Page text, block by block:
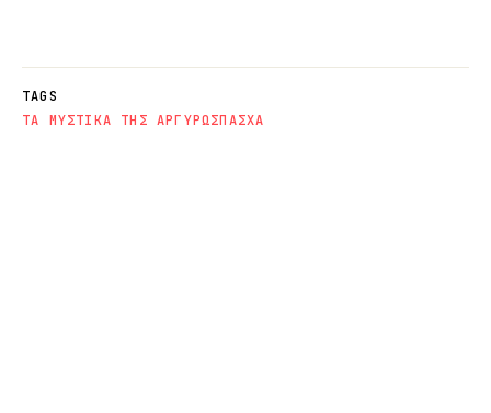
TAGS
ΤΑ ΜΥΣΤΙΚΑ ΤΗΣ ΑΡΓΥΡΩΣΠΑΣΧΑ